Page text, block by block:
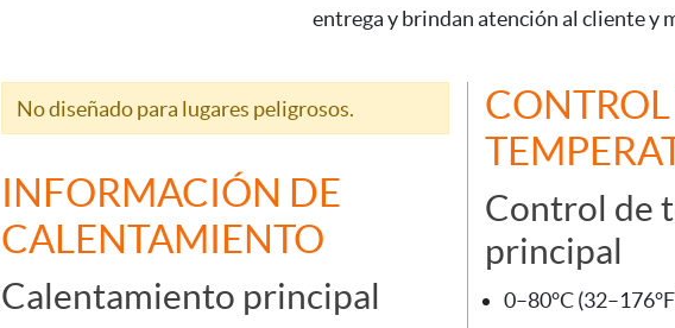
entrega y brindan atención al cliente y
No diseñado para lugares peligrosos.
INFORMACIÓN DE
CALENTAMIENTO
Calentamiento principal
Control de
principal
0–80°C